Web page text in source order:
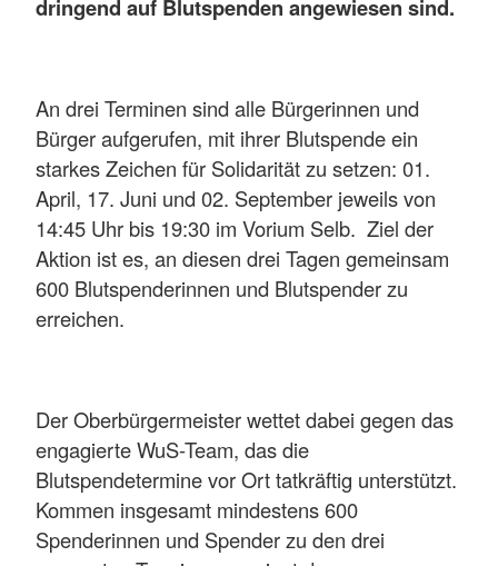
dringend auf Blutspenden angewiesen sind.
An drei Terminen sind alle Bürgerinnen und
Bürger aufgerufen, mit ihrer Blutspende ein
starkes Zeichen für Solidarität zu setzen: 01.
April, 17. Juni und 02. September jeweils von
14:45 Uhr bis 19:30 im Vorium Selb. Ziel der
Aktion ist es, an diesen drei Tagen gemeinsam
600 Blutspenderinnen und Blutspender zu
erreichen.
Der Oberbürgermeister wettet dabei gegen das
engagierte WuS-Team, das die
Blutspendetermine vor Ort tatkräftig unterstützt.
Kommen insgesamt mindestens 600
Spenderinnen und Spender zu den drei